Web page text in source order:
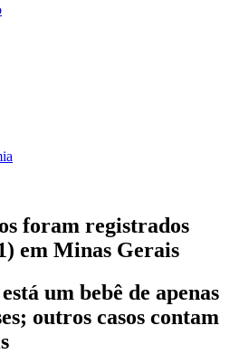
foram registrados
em Minas Gerais
um bebê de apenas
outros casos contam